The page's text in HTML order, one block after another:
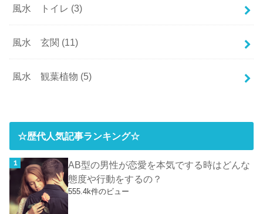
風水 トイレ (3)
風水 玄関 (11)
風水 観葉植物 (5)
☆歴代人気記事ランキング☆
AB型の男性が恋愛を本気でする時はどんな
態度や行動をするの？
555.4k件のビュー